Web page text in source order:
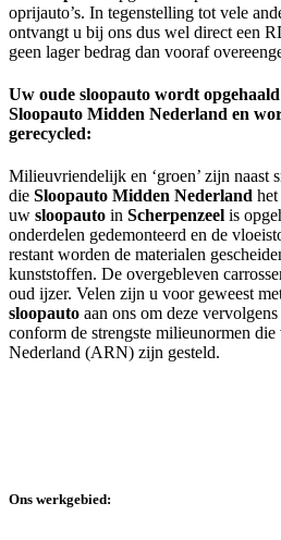
oprijauto’s. In tegenstelling tot vele
ontvangt u bij ons dus wel direct een
geen lager bedrag dan vooraf
Uw oude sloopauto wordt
Sloopauto Midden Nederland en
gerecycled:
Milieuvriendelijk en ‘groen’ zijn naast
die Sloopauto Midden Nederland
uw sloopauto in Scherpenzeel is
onderdelen gedemonteerd en de
restant worden de materialen
kunststoffen. De overgebleven
oud ijzer. Velen zijn u voor geweest
sloopauto aan ons om deze
conform de strengste milieunormen
Nederland (ARN) zijn gesteld.
Ons werkgebied: